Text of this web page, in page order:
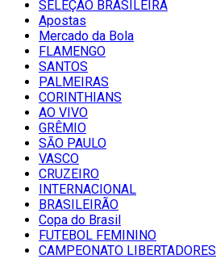
SELEÇÃO BRASILEIRA
Apostas
Mercado da Bola
FLAMENGO
SANTOS
PALMEIRAS
CORINTHIANS
AO VIVO
GRÊMIO
SĀO PAULO
VASCO
CRUZEIRO
INTERNACIONAL
BRASILEIRÃO
Copa do Brasil
FUTEBOL FEMININO
CAMPEONATO LIBERTADORES